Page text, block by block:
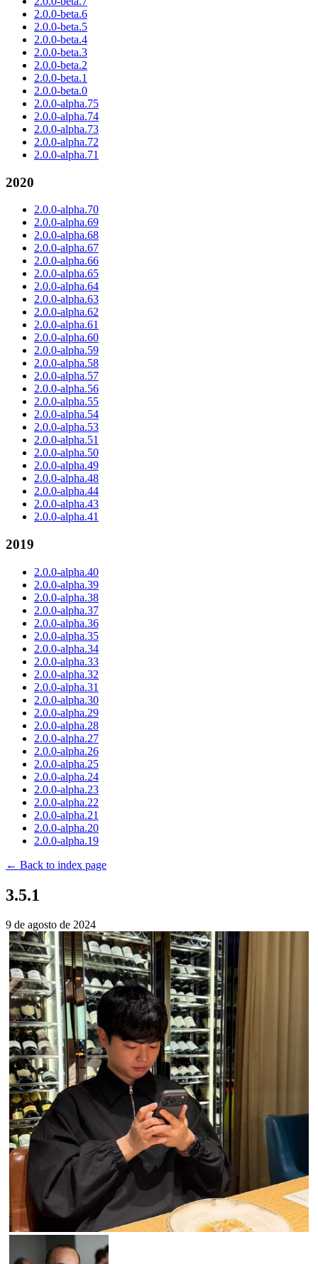
2.0.0-beta.6
2.0.0-beta.5
2.0.0-beta.4
2.0.0-beta.3
2.0.0-beta.2
2.0.0-beta.1
2.0.0-beta.0
2.0.0-alpha.75
2.0.0-alpha.74
2.0.0-alpha.73
2.0.0-alpha.72
2.0.0-alpha.71
2020
2.0.0-alpha.70
2.0.0-alpha.69
2.0.0-alpha.68
2.0.0-alpha.67
2.0.0-alpha.66
2.0.0-alpha.65
2.0.0-alpha.64
2.0.0-alpha.63
2.0.0-alpha.62
2.0.0-alpha.61
2.0.0-alpha.60
2.0.0-alpha.59
2.0.0-alpha.58
2.0.0-alpha.57
2.0.0-alpha.56
2.0.0-alpha.55
2.0.0-alpha.54
2.0.0-alpha.53
2.0.0-alpha.51
2.0.0-alpha.50
2.0.0-alpha.49
2.0.0-alpha.48
2.0.0-alpha.44
2.0.0-alpha.43
2.0.0-alpha.41
2019
2.0.0-alpha.40
2.0.0-alpha.39
2.0.0-alpha.38
2.0.0-alpha.37
2.0.0-alpha.36
2.0.0-alpha.35
2.0.0-alpha.34
2.0.0-alpha.33
2.0.0-alpha.32
2.0.0-alpha.31
2.0.0-alpha.30
2.0.0-alpha.29
2.0.0-alpha.28
2.0.0-alpha.27
2.0.0-alpha.26
2.0.0-alpha.25
2.0.0-alpha.24
2.0.0-alpha.23
2.0.0-alpha.22
2.0.0-alpha.21
2.0.0-alpha.20
2.0.0-alpha.19
← Back to index page
3.5.1
9 de agosto de 2024